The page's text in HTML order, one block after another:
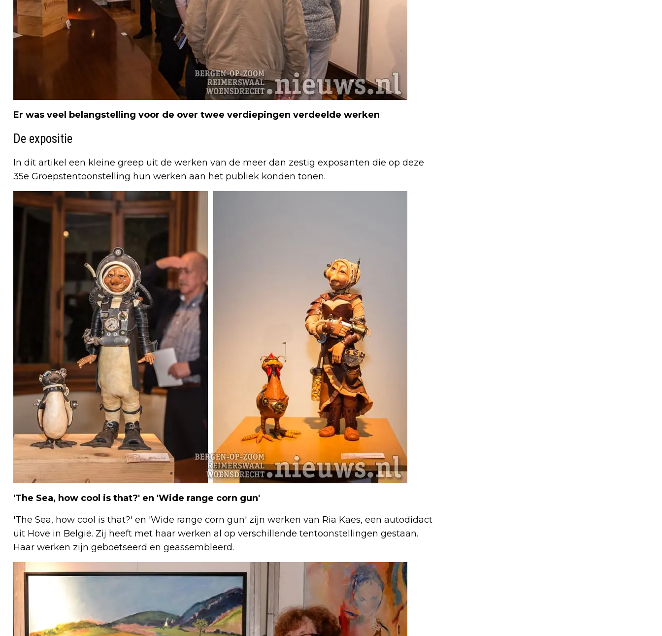
Er was veel belangstelling voor de over twee verdiepingen verdeelde werken
De expositie
In dit artikel een kleine greep uit de werken van de meer dan zestig exposanten die op deze
35e Groepstentoonstelling hun werken aan het publiek konden tonen.
'The Sea, how cool is that?' en 'Wide range corn gun'
'The Sea, how cool is that?' en 'Wide range corn gun' zijn werken van Ria Kaes, een autodidact
uit Hove in België. Zij heeft met haar werken al op verschillende tentoonstellingen gestaan.
Haar werken zijn geboetseerd en geassembleerd.